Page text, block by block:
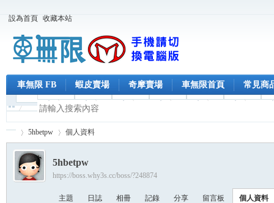
設為首頁 收藏本站
車無限 FB 蝦皮賣場 奇摩賣場 車無限首頁 常見商
›
5hbetpw 個人資料
5hbetpw
https://boss.why3s.cc/boss/?248874
主題 日誌 相冊 記錄 分享 留言板 個人資料